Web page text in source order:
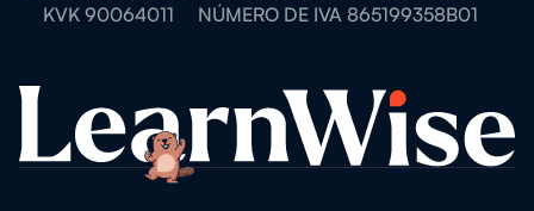
KVK 90064011
NÚMERO DE IVA 865199358B01